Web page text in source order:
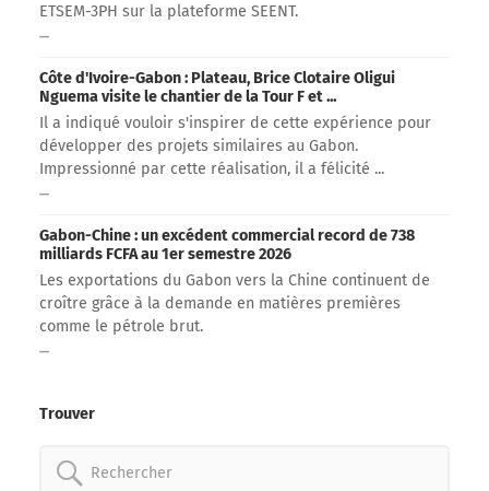
ETSEM-3PH sur la plateforme SEENT.
Côte d'Ivoire-Gabon : Plateau, Brice Clotaire Oligui
Nguema visite le chantier de la Tour F et ...
Il a indiqué vouloir s'inspirer de cette expérience pour
développer des projets similaires au Gabon.
Impressionné par cette réalisation, il a félicité ...
Gabon-Chine : un excédent commercial record de 738
milliards FCFA au 1er semestre 2026
Les exportations du Gabon vers la Chine continuent de
croître grâce à la demande en matières premières
comme le pétrole brut.
Trouver
Rechercher: